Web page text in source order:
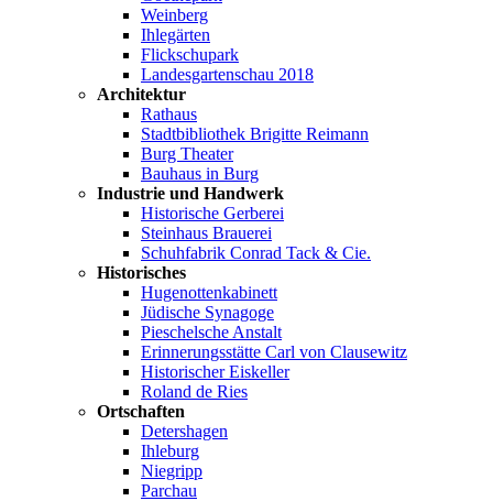
Weinberg
Ihlegärten
Flickschupark
Landesgartenschau 2018
Architektur
Rathaus
Stadtbibliothek Brigitte Reimann
Burg Theater
Bauhaus in Burg
Industrie und Handwerk
Historische Gerberei
Steinhaus Brauerei
Schuhfabrik Conrad Tack & Cie.
Historisches
Hugenottenkabinett
Jüdische Synagoge
Pieschelsche Anstalt
Erinnerungsstätte Carl von Clausewitz
Historischer Eiskeller
Roland de Ries
Ortschaften
Detershagen
Ihleburg
Niegripp
Parchau